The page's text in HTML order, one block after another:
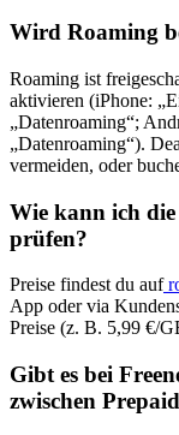
Wird Roaming
Roaming ist
aktivieren (iPhone:
„Datenroaming“;
„Datenroaming“).
vermeiden, oder
Wie kann ich die
prüfen?
Preise findest du auf
App oder via
Preise (z. B. 5,99 €/
Gibt es bei
zwischen